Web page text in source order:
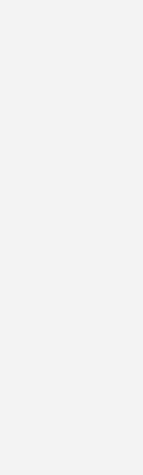
der BNetzA.
lediglich als
vor.
Netzbetreiber zum
Diese
und
in
der
der BNetzA.
installierten
zur
hier die notwendigen
Steuerung
Damit der
Investition in eine
zur Nachrüstung
wird, die heute noch
Rolle im